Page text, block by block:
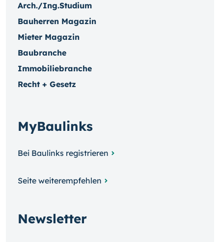
Arch./Ing.Studium
Bauherren Magazin
Mieter Magazin
Baubranche
Immobiliebranche
Recht + Gesetz
MyBaulinks
Bei Baulinks registrieren
Seite weiterempfehlen
Newsletter